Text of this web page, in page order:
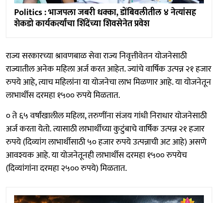
Politics : भाजपला जबरी धक्का, डोंबिवलीतील ४ नेत्यांसह
शेकडो कार्यकर्त्यांचा शिंदेंच्या शिवसेनेत प्रवेश
राज्य सरकारच्या श्रावणबाळ सेवा राज्य निवृत्तीवेतन योजनेसाठी
राज्यातील अनेक महिला अर्ज करत आहेत. ज्यांचे वार्षिक उत्पन्न २१ हजार
रुपये आहे, त्याच महिलांना या योजनेचा लाभ मिळणार आहे. या योजनेतून
लाभार्थीस दरमहा १५०० रुपये मिळतात.
० ते ६५ वर्षांखालील महिला, तरुणींना संजय गांधी निराधार योजनेसाठी
अर्ज करता येतो. त्यासाठी लाभार्थीच्या कुटुंबाचे वार्षिक उत्पन्न २१ हजार
रुपये (दिव्यांग लाभार्थीसाठी ५० हजार रुपये उत्पन्नाची अट आहे) असणे
आवश्यक आहे. या योजनेतूनही लाभार्थीस दरमहा १५०० रुपयेच
(दिव्यांगांना दरमहा २५०० रुपये) मिळतात.